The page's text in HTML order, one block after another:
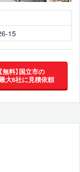
15
【無料】国立市の
大6社に見積依頼